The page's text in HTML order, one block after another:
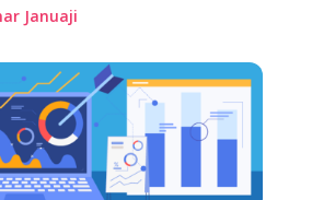
Januaji